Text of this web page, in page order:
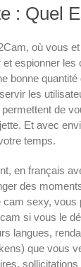
: Quel
où vous
espionner
bonne
les
de
Et avec
temps.
en français
des
sexy,
si vous le
langues,
que vous